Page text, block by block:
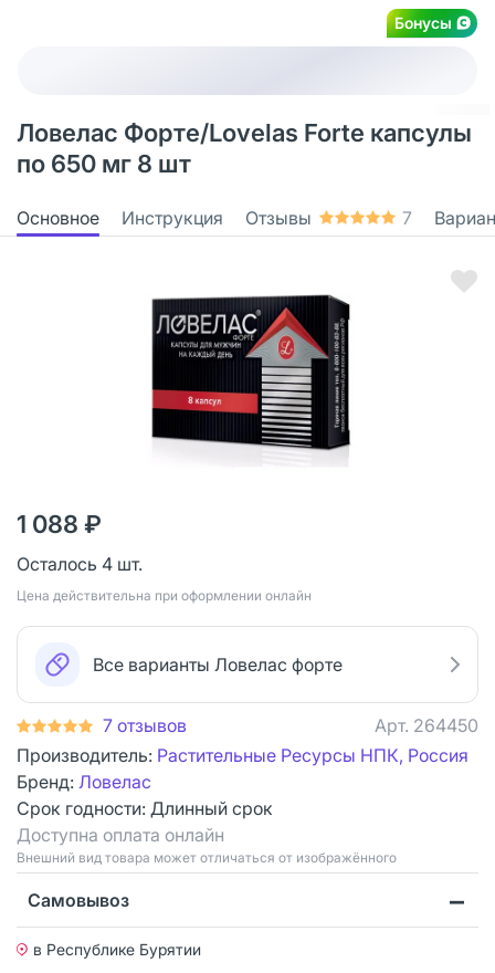
Бонусы
Ловелас Форте/Lovelas Forte капсулы
по 650 мг 8 шт
Основное Инструкция Отзывы 7
1 088 ₽
Осталось 4 шт.
Цена действительна при оформлении онлайн
Все варианты Ловелас форте
7 отзывов Арт. 264450
Производитель: Растительные Ресурсы НПК, Россия
Бренд: Ловелас
Срок годности: Длинный срок
Доступна оплата онлайн
Bнешний вид товара может отличаться от изображённого
Самовывоз
в Республике Бурятии